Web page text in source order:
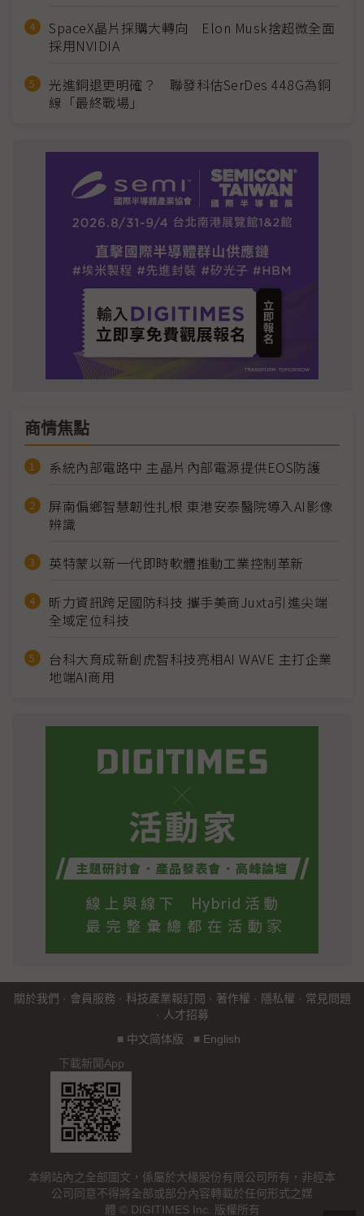
SpaceX晶片採購大轉向 Elon Musk捨超微全面
採用NVIDIA
光進銅退更明確？ 聯發科估SerDes 448G為銅
線「最終戰場」
商情焦點
系統內部電路中 主晶片內部電源提供EOS防護
屏南偏鄉智慧韌性扎根 東港安泰醫院導入AI影像
辨識
英特蒙以新一代即時軟體推動工業控制革新
昕力資訊跨足國防科技 攜手美商Juxta引進尖端
全域定位科技
台科大育成新創虎智科技亮相AI WAVE 主打企業
地端AI商用
關於我們 · 會員服務 · 科技產業報訂閱 · 著作權 · 隱私權 · 常見問題
· 人才招募
■ 中文简体版 ■ English
下載新聞App
本網站內之全部圖文，係屬於大椽股份有限公司所有，非經本
公司同意不得將全部或部分內容轉載於任何形式之媒
體 © DIGITIMES Inc. 版權所有